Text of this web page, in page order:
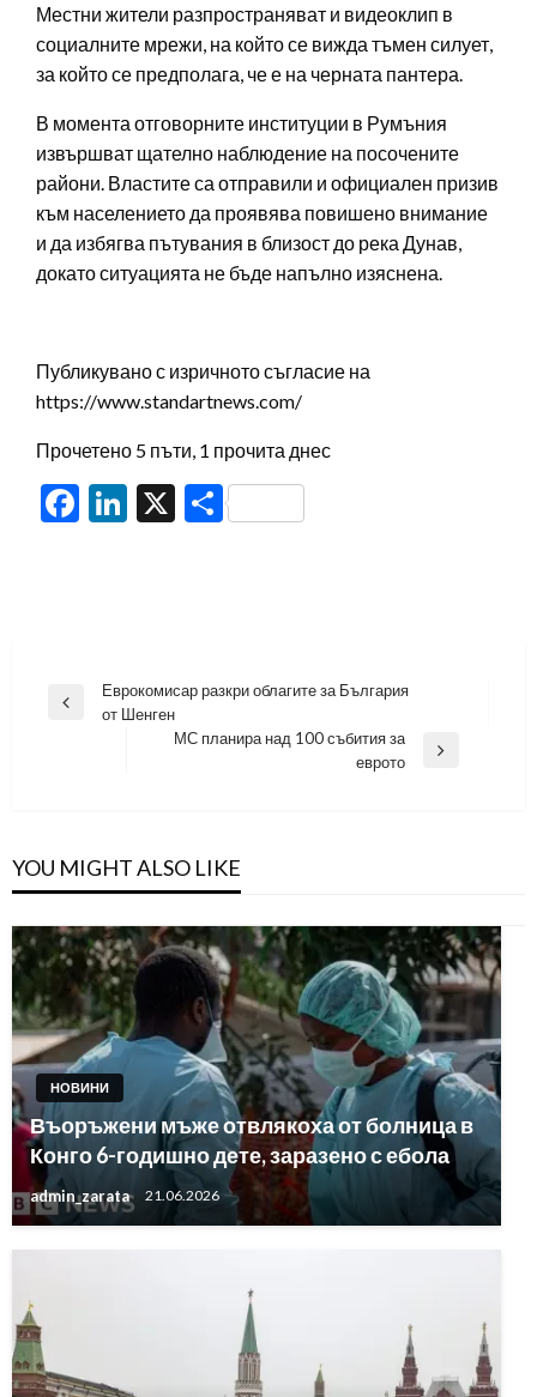
Местни жители разпространяват и видеоклип в
социалните мрежи, на който се вижда тъмен силует,
за който се предполага, че е на черната пантера.
В момента отговорните институции в Румъния
извършват щателно наблюдение на посочените
райони. Властите са отправили и официален призив
към населението да проявява повишено внимание
и да избягва пътувания в близост до река Дунав,
докато ситуацията не бъде напълно изяснена.
Публикувано с изричното съгласие на
https://www.standartnews.com/
Прочетено 5 пъти, 1 прочита днес
Facebook
LinkedIn
X Share
Навигация
Previous
Еврокомисар разкри облагите за България
от Шенген
МС планира над 100 събития за
еврото
YOU MIGHT ALSO LIKE
НОВИНИ
Въоръжени мъже отвлякоха от болница в
Конго 6-годишно дете, заразено с ебола
admin_zarata 21.06.2026